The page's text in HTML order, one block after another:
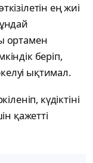
ең жиі
ортамен
беріп,
ықтимал.
күдіктіні
қажетті